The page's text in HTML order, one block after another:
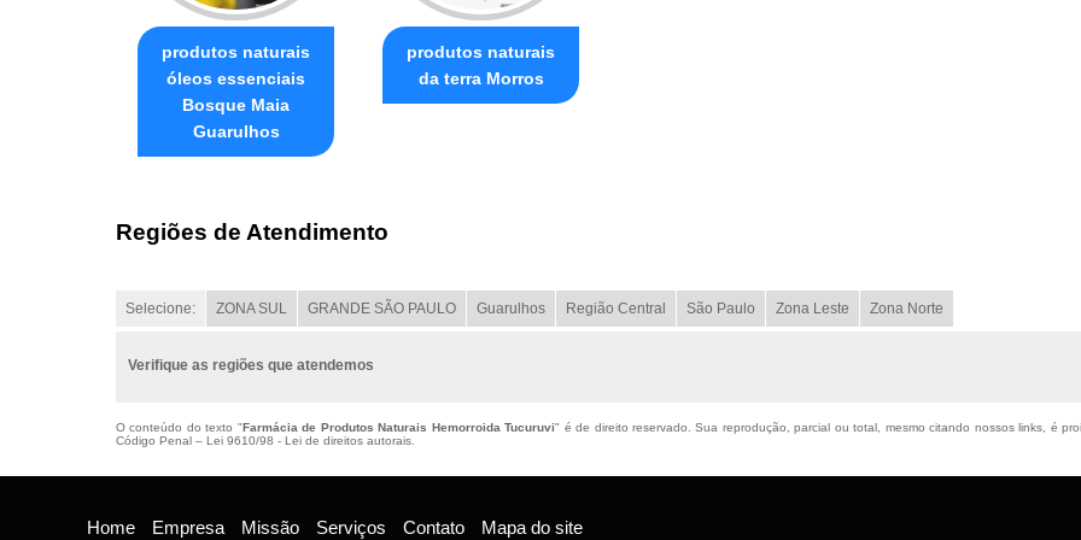
produtos naturais
óleos essenciais
Bosque Maia
Guarulhos
produtos naturais
da terra Morros
Regiões de Atendimento
Selecione: ZONA SUL GRANDE SÃO PAULO Guarulhos Região Central São Paulo Zona Leste Zona Norte
Verifique as regiões que atendemos
O conteúdo do texto "Farmácia de Produtos Naturais Hemorroida Tucuruvi" é de direito reservado. Sua reprodução, parcial ou total, mesmo citando nossos links, é
Código Penal – Lei 9610/98 - Lei de direitos autorais
Home Empresa Missão Serviços Contato Mapa do site